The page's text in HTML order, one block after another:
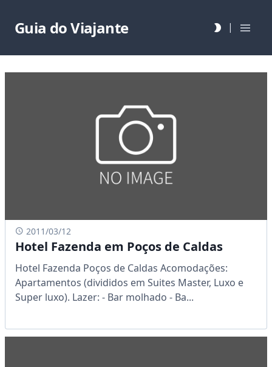
Guia do Viajante |
2011/03/12
Hotel Fazenda em Poços de Caldas
Hotel Fazenda Poços de Caldas Acomodações:
Apartamentos (divididos em Suites Master, Luxo e
Super luxo). Lazer: - Bar molhado - Ba...